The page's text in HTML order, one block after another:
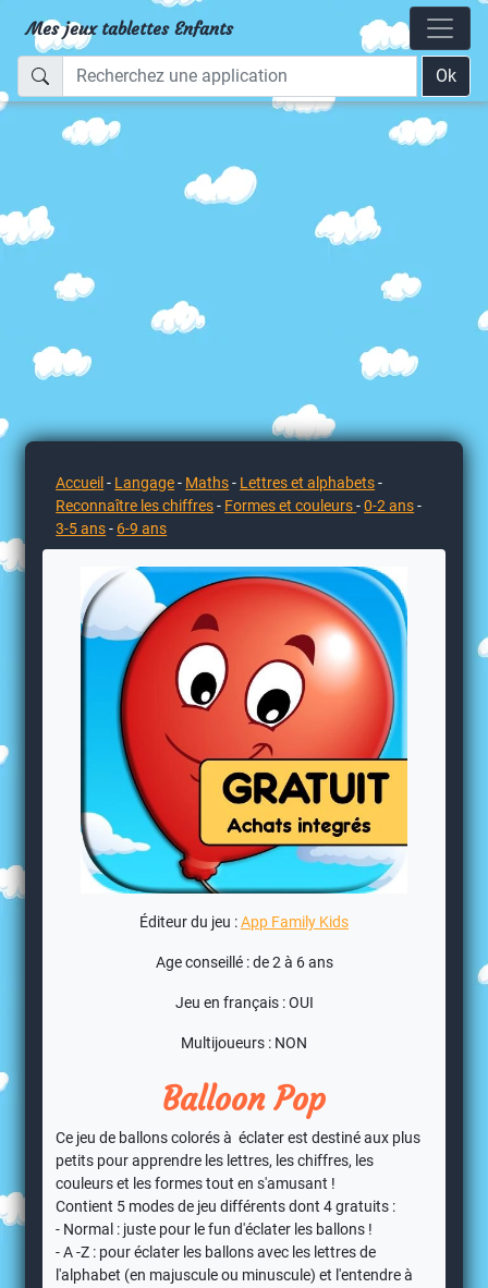
Mes jeux tablettes Enfants
Ok
Accueil - Langage- Maths- Lettres et alphabets-
Reconnaître les chiffres- Formes et couleurs-0-2 ans-
3-5 ans- 6-9 ans
Éditeur du jeu :App Family Kids
Age conseillé : de 2 à 6 ans
Jeu en français : OUI
Multijoueurs : NON
Balloon Pop
Ce jeu de ballons colorés à éclater est destiné aux plus
petits pour apprendre les lettres, les chiffres, les
couleurs et les formes tout en s'amusant !
Contient 5 modes de jeu différents dont 4 gratuits :
- Normal : juste pour le fun d'éclater les ballons !
- A -Z : pour éclater les ballons avec les lettres de
l'alphabet (en majuscule ou minuscule) et l'entendre à